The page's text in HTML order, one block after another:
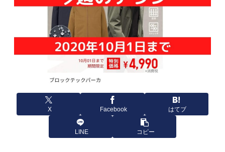
X Facebook はてブ
LINE コピー